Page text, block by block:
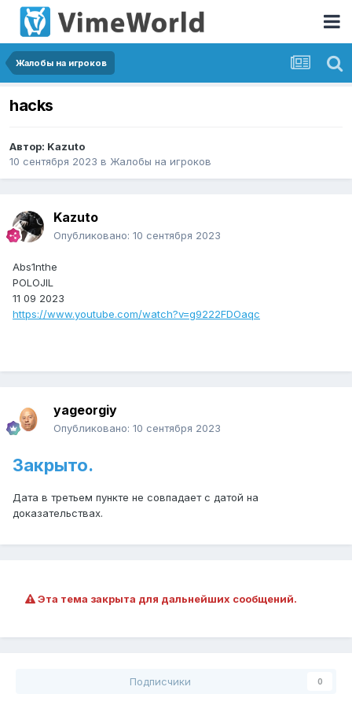
Жалобы на игроков
hacks
Автор: Kazuto
10 сентября 2023 в Жалобы на игроков
Kazuto
Опубликовано: 10 сентября 2023
Abs1nthe
POLOJIL
11 09 2023
https://www.youtube.com/watch?v=g9222FDOaqc
yageorgiy
Опубликовано: 10 сентября 2023
Закрыто.
Дата в третьем пункте не совпадает с датой на
доказательствах.
Эта тема закрыта для дальнейших сообщений.
Подписчики 0